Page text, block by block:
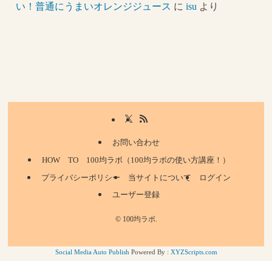
い！普通にうまいオレンジジュース にisu より
お問い合わせ
HOW TO 100均ラボ（100均ラボの使い方講座！）
プライバシーポリシー
当サイトについて
ログイン
ユーザー登録
©100均ラボ.
Social Media Auto Publish Powered By : XYZScripts.com